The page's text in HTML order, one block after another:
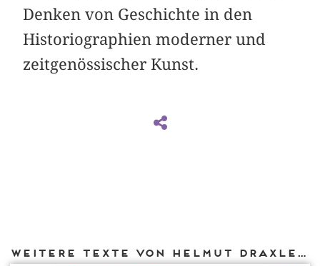
Denken von Geschichte in den
Historiographien moderner und
zeitgenössischer Kunst.
Weitere Texte von Helmut Draxler bei DIAPHANES